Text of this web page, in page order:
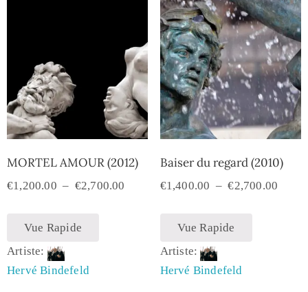
MORTEL AMOUR (2012)
€1,200.00 – €2,700.00
Vue Rapide
Artiste:
Hervé Bindefeld
Baiser du regard (2010)
€1,400.00 – €2,700.00
Vue Rapide
Artiste:
Hervé Bindefeld